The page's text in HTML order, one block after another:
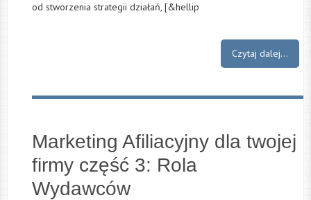
od stworzenia strategii działań, [&hellip
Czytaj dalej...
Marketing Afiliacyjny dla twojej
firmy część 3: Rola
Wydawców